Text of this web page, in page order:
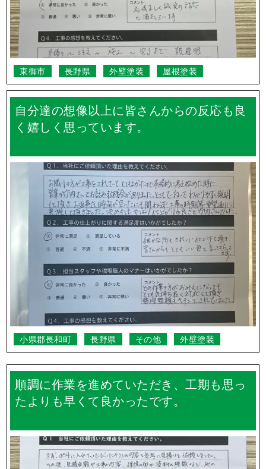
何社か見積もりを取ったとき、各社面積が違うのはなぜ
ですか？
ご近所の方に挨拶って行ってもらえるの？
Q.実際の工事期間はどのくらいですか？
一覧を見る
長野県のお客様の声
迅速に作業が進み大変助かりました。仕上
がりにも大変満足しております。
松本市 長野県 外壁塗装